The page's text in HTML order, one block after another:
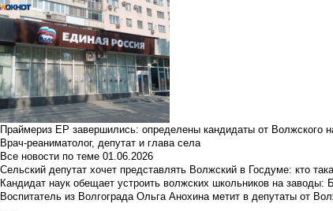
Праймериз ЕР завершились: определены кандидаты от Волжского
Врач-реаниматолог, депутат и глава села
Все новости по теме 01.06.2026
Сельский депутат хочет представлять Волжский в Госдуме: кто
Кандидат наук обещает устроить волжских школьников на заводы:
Воспитатель из Волгограда Ольга Анохина метит в депутаты от